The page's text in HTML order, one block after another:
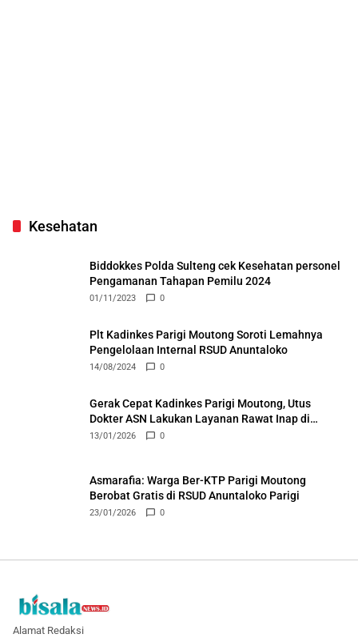
Kesehatan
Biddokkes Polda Sulteng cek Kesehatan personel
Pengamanan Tahapan Pemilu 2024
01/11/2023 0
Plt Kadinkes Parigi Moutong Soroti Lemahnya
Pengelolaan Internal RSUD Anuntaloko
14/08/2024 0
Gerak Cepat Kadinkes Parigi Moutong, Utus
Dokter ASN Lakukan Layanan Rawat Inap di
Puskesmas Ongka
13/01/2026 0
Asmarafia: Warga Ber-KTP Parigi Moutong
Berobat Gratis di RSUD Anuntaloko Parigi
23/01/2026 0
Alamat Redaksi